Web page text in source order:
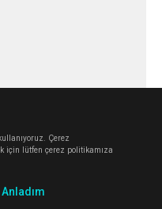
6 Aralık'ta
aranan “geleceğin enerjisi”
Çerez
için lütfen çerez politikamıza
Anladım